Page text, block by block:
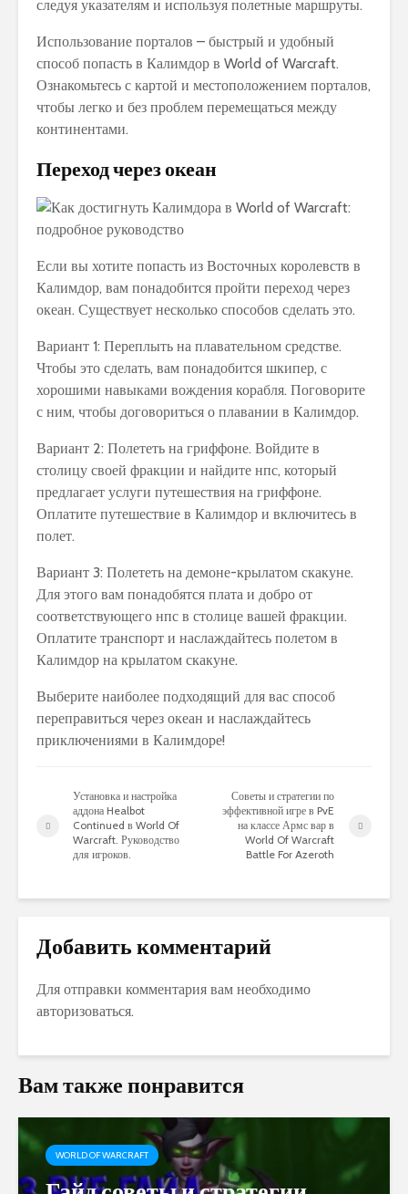
следуя указателям и используя полетные маршруты.
Использование порталов – быстрый и удобный
способ попасть в Калимдор в World of Warcraft.
Ознакомьтесь с картой и местоположением порталов,
чтобы легко и без проблем перемещаться между
континентами.
Переход через океан
Если вы хотите попасть из Восточных королевств в
Калимдор, вам понадобится пройти переход через
океан. Существует несколько способов сделать это.
Вариант 1: Переплыть на плавательном средстве.
Чтобы это сделать, вам понадобится шкипер, с
хорошими навыками вождения корабля. Поговорите
с ним, чтобы договориться о плавании в Калимдор.
Вариант 2: Полететь на гриффоне. Войдите в
столицу своей фракции и найдите нпс, который
предлагает услуги путешествия на гриффоне.
Оплатите путешествие в Калимдор и включитесь в
полет.
Вариант 3: Полететь на демоне-крылатом скакуне.
Для этого вам понадобятся плата и добро от
соответствующего нпс в столице вашей фракции.
Оплатите транспорт и наслаждайтесь полетом в
Калимдор на крылатом скакуне.
Выберите наиболее подходящий для вас способ
переправиться через океан и наслаждайтесь
приключениями в Калимдоре!
Установка и настройка
аддона Healbot
Continued в World Of
Warcraft. Руководство
для игроков.
Советы и стратегии по
эффективной игре в PvE
на классе Армс вар в
World Of Warcraft
Battle For Azeroth
Добавить комментарий
Для отправки комментария вам необходимо
авторизоваться.
Вам также понравится
WORLD OF WARCRAFT